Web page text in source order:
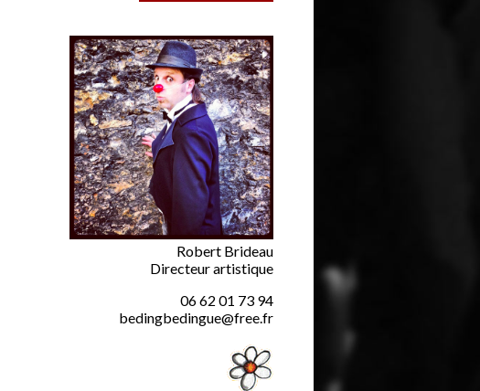
Robert Brideau
Directeur artistique
06 62 01 73 94
bedingbedingue@free.fr